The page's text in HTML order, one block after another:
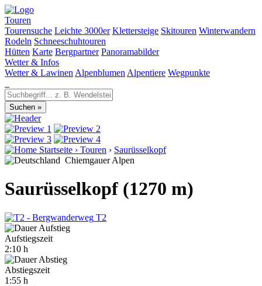
Touren
Tourensuche Leichte 3000er Klettersteige Skitouren Winterwandern
Rodeln Schneeschuhtouren
Hütten Karte Bergpartner Panoramabilder
Wetter & Infos
Wetter & Lawinen Alpenblumen Alpentiere Wegpunkte
Startseite › Touren › Saurüsselkopf
Chiemgauer Alpen
Saurüsselkopf (1270 m)
T2
Aufstiegszeit
2:10 h
Abstiegszeit
1:55 h